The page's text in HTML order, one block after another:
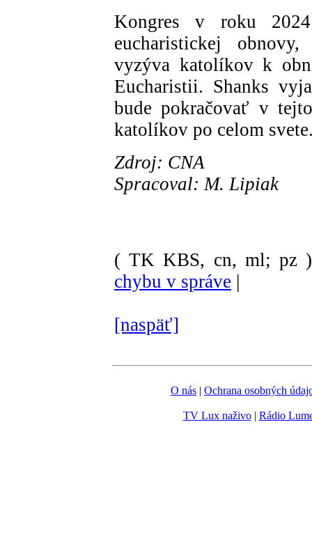
Kongres v roku
eucharistickej
vyzýva katolíkov k
Eucharistii. Shanks
bude pokračovať v
katolíkov po celom
Zdroj: CNA
Spracoval: M. Lipiak
( TK KBS, cn, ml; pz )
chybu v správe |
[naspäť]
O nás | Ochrana osobných
TV Lux naživo| Rádio